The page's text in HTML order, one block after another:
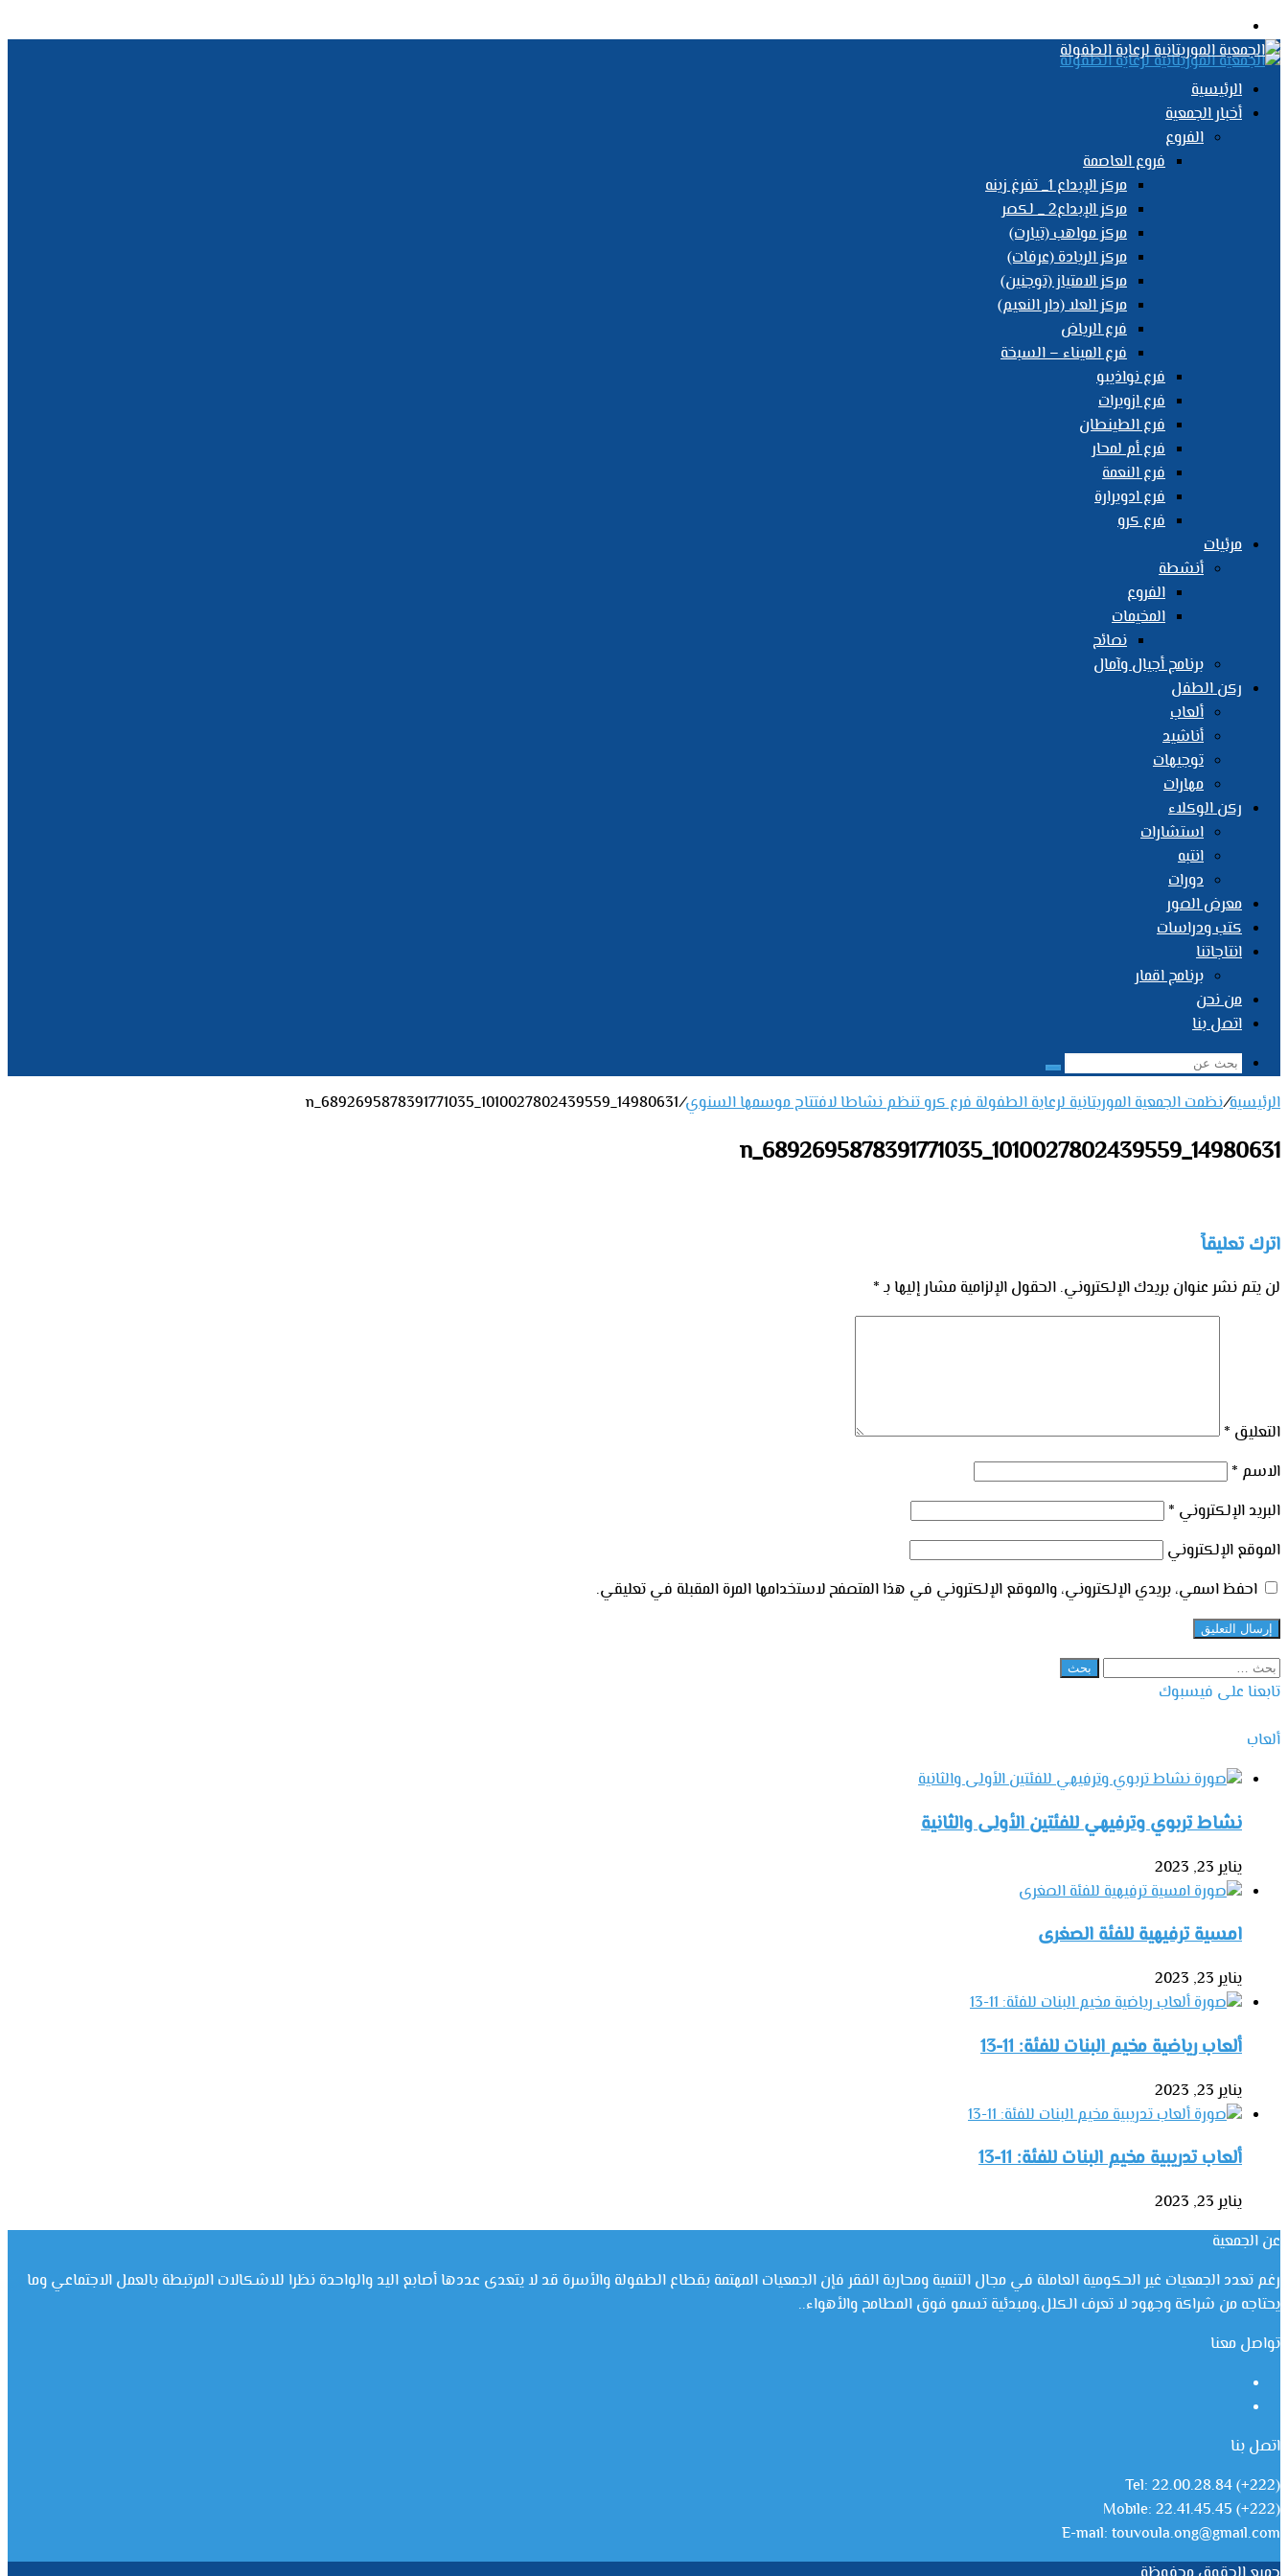
الرئيسية
أخبار الجمعية
الفروع
فروع العاصمة
مركز الإبداع 1_ تفرغ زينه
مركز الإبداع2 _ لكصر
مركز مواهب (تيارت)
مركز الريادة (عرفات)
مركز الامتياز (توجنين)
مركز العلا (دار النعيم)
فرع الرياض
فرع الميناء – السبخة
فرع نواذيبو
فرع ازويرات
فرع الطينطان
فرع أم لمحار
فرع النعمة
فرع ادويرارة
فرع كرو
مرئيات
أنشطة
الفروع
المخيمات
نصائح
برنامج أجيال وآمال
ركن الطفل
ألعاب
أناشيد
توجيهات
مهارات
ركن الوكلاء
استشارات
انتبه
دورات
معرض الصور
كتب ودراسات
انتاجاتنا
برنامج اقمار
من نحن
اتصل بنا
بحث
الرئيسية/نظمت الجمعية الموريتانية لرعاية الطفولة فرع كرو تنظم نشاطا لافتتاح موسمها السنوي/
14980631_1010027802439559_6892695878391771035_n
14980631_1010027802439559_6892695878391771035_n
اترك تعليقاً
لن يتم نشر عنوان بريدك الإلكتروني. الحقول الإلزامية مشار إليها بـ *
التعليق *
الاسم *
البريد الإلكتروني *
الموقع الإلكتروني
احفظ اسمي، بريدي الإلكتروني، والموقع الإلكتروني في هذا المتصفح لاستخدامها المرة المقبلة في تعليقي.
البحث
عن:
تابعنا على فيسبوك
ألعاب
نشاط تربوي وترفيهي للفئتين الأولى والثانية
يناير 23, 2023
امسية ترفيهية للفئة الصغرى
يناير 23, 2023
ألعاب رياضية مخيم البنات للفئة: 11-13
يناير 23, 2023
ألعاب تدريبية مخيم البنات للفئة: 11-13
يناير 23, 2023
عن الجمعية
رغم تعدد الجمعيات غير الحكومية العاملة في مجال التنمية ومحاربة الفقر فإن الجمعيات المهتمة بقطاع الطفولة والأسرة قد لا يتعدى عددها أصابع اليد والواحدة نظرا للاشكالات المرتبطة بالعمل الاجتماعي وما
يحتاجه من شراكة وجهود لا تعرف الكلل،ومبدئية تسمو فوق المطامح والأهواء..
تواصل معنا
اتصل بنا
Tel: 22.00.28.84 (+222)
Mobile: 22.41.45.45 (+222)
E-mail: touvoula.ong@gmail.com